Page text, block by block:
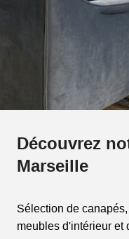
Découvrez
Marseille
Sélection de
meubles d'intérieur et